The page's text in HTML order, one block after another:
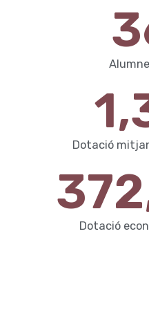
Dotació
Dotació